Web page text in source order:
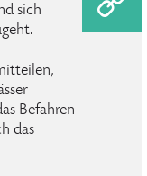
sich
Befahren
das